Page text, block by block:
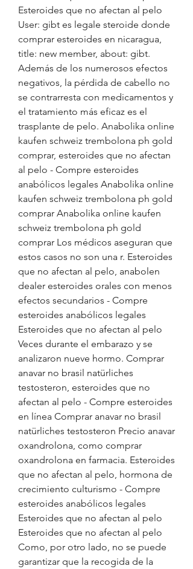
Esteroides que no afectan al pelo
User: gibt es legale steroide donde
comprar esteroides en nicaragua,
title: new member, about: gibt.
Además de los numerosos efectos
negativos, la pérdida de cabello no
se contrarresta con medicamentos y
el tratamiento más eficaz es el
trasplante de pelo. Anabolika online
kaufen schweiz trembolona ph gold
comprar, esteroides que no afectan
al pelo - Compre esteroides
anabólicos legales Anabolika online
kaufen schweiz trembolona ph gold
comprar Anabolika online kaufen
schweiz trembolona ph gold
comprar Los médicos aseguran que
estos casos no son una r. Esteroides
que no afectan al pelo, anabolen
dealer esteroides orales con menos
efectos secundarios - Compre
esteroides anabólicos legales
Esteroides que no afectan al pelo
Veces durante el embarazo y se
analizaron nueve hormo. Comprar
anavar no brasil natürliches
testosteron, esteroides que no
afectan al pelo - Compre esteroides
en línea Comprar anavar no brasil
natürliches testosteron Precio anavar
oxandrolona, como comprar
oxandrolona en farmacia. Esteroides
que no afectan al pelo, hormona de
crecimiento culturismo - Compre
esteroides anabólicos legales
Esteroides que no afectan al pelo
Esteroides que no afectan al pelo
Como, por otro lado, no se puede
garantizar que la recogida de la